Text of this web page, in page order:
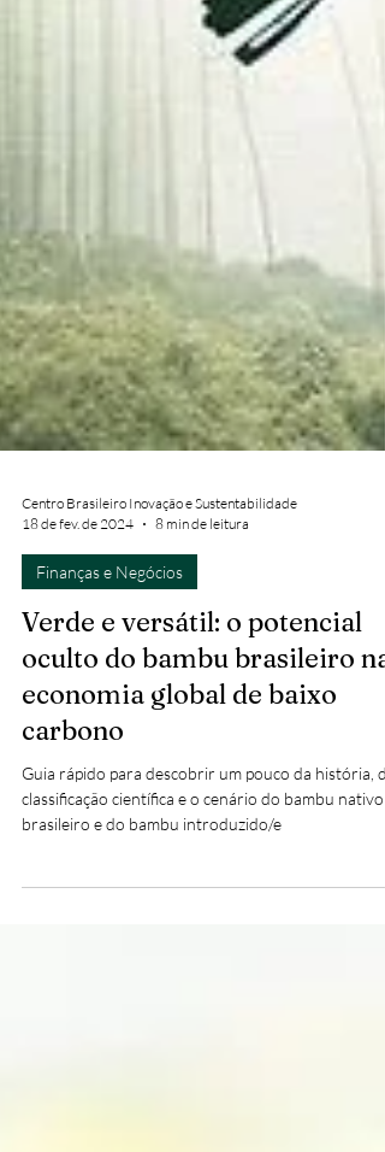
18 de fev. de 2024
8 min de leitura
Finanças e Negócios
Verde e versátil: o potencial
oculto do bambu brasileiro na
economia global de baixo
carbono
Guia rápido para descobrir um pouco da história, da